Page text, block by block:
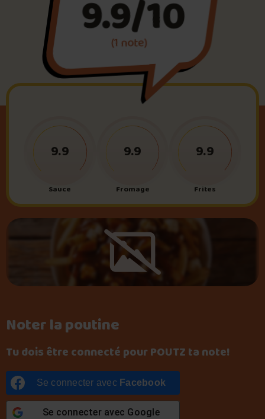
Foire aux questions
Me connecter
9.9/10
(1 note)
Noter la poutine
Tu dois être connecté pour POUTZ ta note!
Se connecter avec Facebook
Se connecter avec Google
Sauce
9.9
Fromage
9.9
Frites
9.9